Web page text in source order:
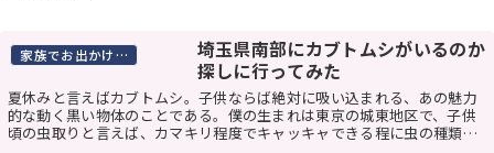
家族でお出かけスポット
埼玉県南部にカブトムシがいるのか
探しに行ってみた
夏休みと言えばカブトムシ。子供ならば絶対に吸い込まれる、あの魅力
的な動く黒い物体のことである。僕の生まれは東京の城東地区で、子供
頃の虫取りと言えば、カマキリ程度でキャッキャできる程に虫の種類が